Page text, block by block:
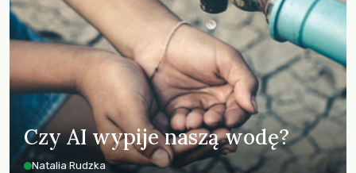
Czy AI wypije naszą wodę?
Natalia Rudzka